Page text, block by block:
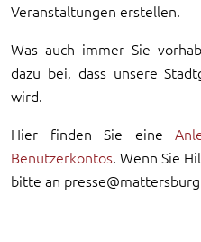
Veranstaltungen erstellen.
Was auch immer Sie
dazu bei, dass unsere
wird.
Hier finden Sie eine
Benutzerkontos. Wenn Sie
bitte an